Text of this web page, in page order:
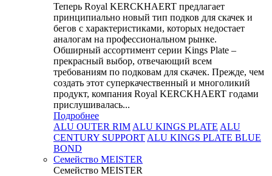
Теперь Royal KERCKHAERT предлагает
принципиально новый тип подков для скачек и
бегов с характеристиками, которых недостает
аналогам на профессиональном рынке.
Обширный ассортимент серии Kings Plate –
прекрасный выбор, отвечающий всем
требованиям по подковам для скачек. Прежде, чем
создать этот суперкачественный и многоликий
продукт, компания Royal KERCKHAERT годами
прислушивалась...
Подробнее
ALU OUTER RIM ALU KINGS PLATE ALU
CENTURY SUPPORT ALU KINGS PLATE BLUE
BOND
Семейство МEISTER
Семейство МEISTER